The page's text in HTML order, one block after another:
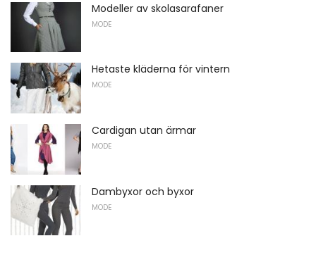
Modeller av skolasarafaner
MODE
Hetaste kläderna för vintern
MODE
Cardigan utan ärmar
MODE
Dambyxor och byxor
MODE